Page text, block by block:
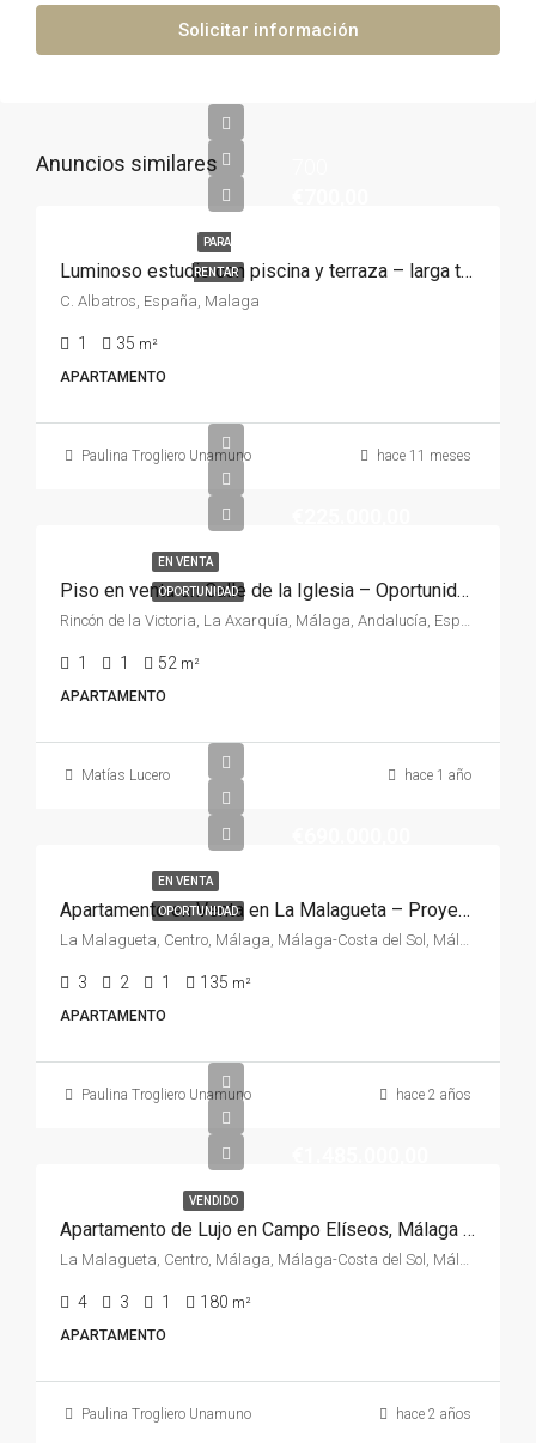
Solicitar información
Anuncios similares
PARA
RENTAR Luminoso estudio con piscina y terraza – larga temporada
C. Albatros, España, Malaga
1 35 m²
APARTAMENTO
Paulina Trogliero Unamuno hace 11 meses
EN VENTA
OPORTUNIDAD Piso en venta en Calle de la Iglesia – Oportunidad con licencia turística
Rincón de la Victoria, La Axarquía, Málaga, Andalucía, España, España, La Axarquía
1 1 52 m²
APARTAMENTO
Matías Lucero hace 1 año
EN VENTA
OPORTUNIDAD Apartamento en Venta en La Malagueta – Proyecto Ideal con Vistas Espectaculares
La Malagueta, Centro, Málaga, Málaga-Costa del Sol, Málaga, Andalucía, España, España, Málaga-Costa del Sol
3 2 1 135 m²
APARTAMENTO
Paulina Trogliero Unamuno hace 2 años
VENDIDO
Apartamento de Lujo en Campo Elíseos, Málaga – Vistas Panorámicas y Diseño Contemporáneo
La Malagueta, Centro, Málaga, Málaga-Costa del Sol, Málaga, Andalucía, España, España, Málaga-Costa del Sol
4 3 1 180 m²
APARTAMENTO
Paulina Trogliero Unamuno hace 2 años